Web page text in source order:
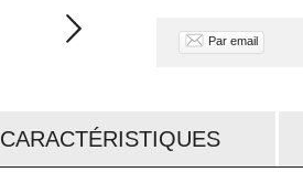
Par email
CARACTÉRISTIQUES